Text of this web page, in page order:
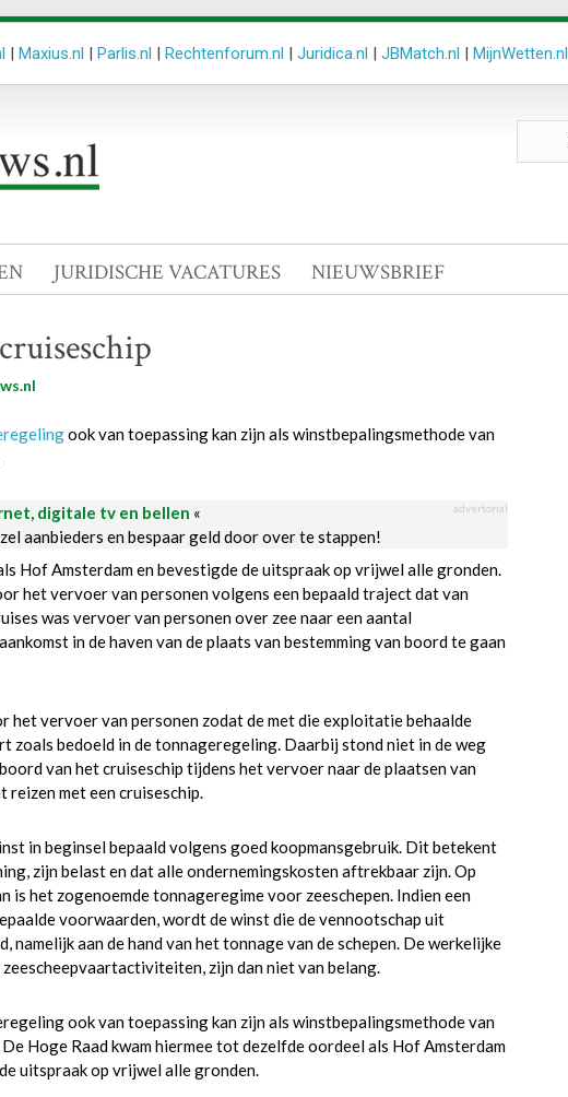
| Maxius.nl | Parlis.nl | Rechtenforum.nl | Juridica.nl | JBMatch.nl | MijnWetten.nl
JURIDISCHE VACATURES NIEUWSBRIEF
ook van toepassing kan zijn als winstbepalingsmethode van
digitale tv en bellen « advertorial
aanbieders en bespaar geld door over te stappen!
Hof Amsterdam en bevestigde de uitspraak op vrijwel alle gronden.
het vervoer van personen volgens een bepaald traject dat van
was vervoer van personen over zee naar een aantal
in de haven van de plaats van bestemming van boord te gaan
vervoer van personen zodat de met die exploitatie behaalde
zoals bedoeld in de tonnageregeling. Daarbij stond niet in de weg
van het cruiseschip tijdens het vervoer naar de plaatsen van
reizen met een cruiseschip.
in beginsel bepaald volgens goed koopmansgebruik. Dit betekent
zijn belast en dat alle ondernemingskosten aftrekbaar zijn. Op
het zogenoemde tonnageregime voor zeeschepen. Indien een
voorwaarden, wordt de winst die de vennootschap uit
aan de hand van het tonnage van de schepen. De werkelijke
zijn dan niet van belang.
ook van toepassing kan zijn als winstbepalingsmethode van
Hoge Raad kwam hiermee tot dezelfde oordeel als Hof Amsterdam
uitspraak op vrijwel alle gronden.